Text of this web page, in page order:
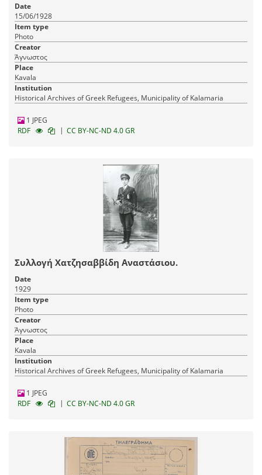
Date
15/06/1928
Item type
Photo
Creator
Άγνωστος
Place
Kavala
Institution
Historical Archives of Greek Refugees, Municipality of Kalamaria
1 JPEG
RDF
| CC BY-NC-ND 4.0 GR
Συλλογή Χατζησαββίδη Αναστάσιου.
Date
1929
Item type
Photo
Creator
Άγνωστος
Place
Kavala
Institution
Historical Archives of Greek Refugees, Municipality of Kalamaria
1 JPEG
RDF
| CC BY-NC-ND 4.0 GR